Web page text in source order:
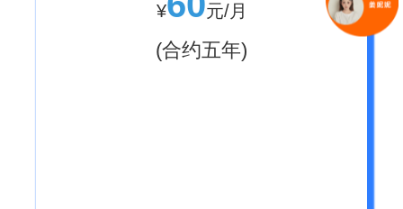
¥ 元/月
(合约五年)